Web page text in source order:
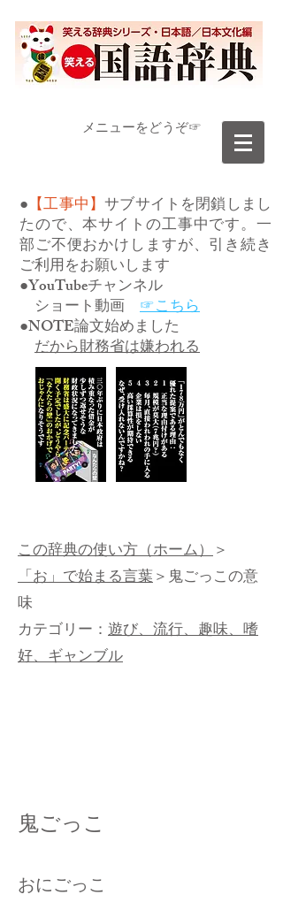
​メニューをどうぞ☞
● 【工事中】サブサイトを閉鎖しまし
たので、本サイトの工事中です。一
部ご不便おかけしますが、引き続き
ご利用をお願いします
●YouTubeチャンネル
ショート動画 ☞こちら
●NOTE論文始めました
だから財務省は嫌われる
この辞典の使い方（ホーム）＞
「お」で始まる言葉＞鬼ごっこの意
味
カテゴリー： 遊び、流行、趣味、嗜
好、ギャンブル
鬼ごっこ
おにごっこ